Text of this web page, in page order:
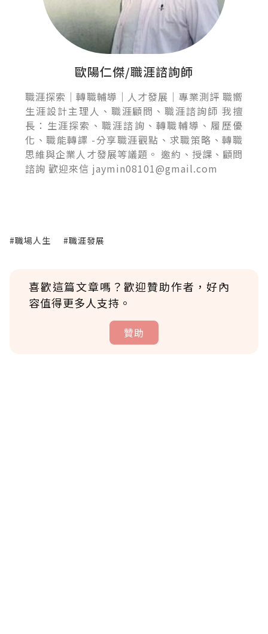
歐陽仁傑/職涯諮詢師
職涯探索｜轉職輔導｜人才發展｜專業測評 職嚮
生涯設計主理人、職涯顧問、職涯諮詢師 我擅
長：生涯探索、職涯諮詢、轉職輔導、履歷優
化、職能轉譯 -分享職涯觀點、求職策略、轉職
思維與企業人才發展等議題。 邀約、授課、顧問
諮詢 歡迎來信 jaymin08101@gmail.com
#職場人生 #職涯發展
喜歡這篇文章嗎？歡迎贊助作者，好內
容值得更多人支持。
贊助